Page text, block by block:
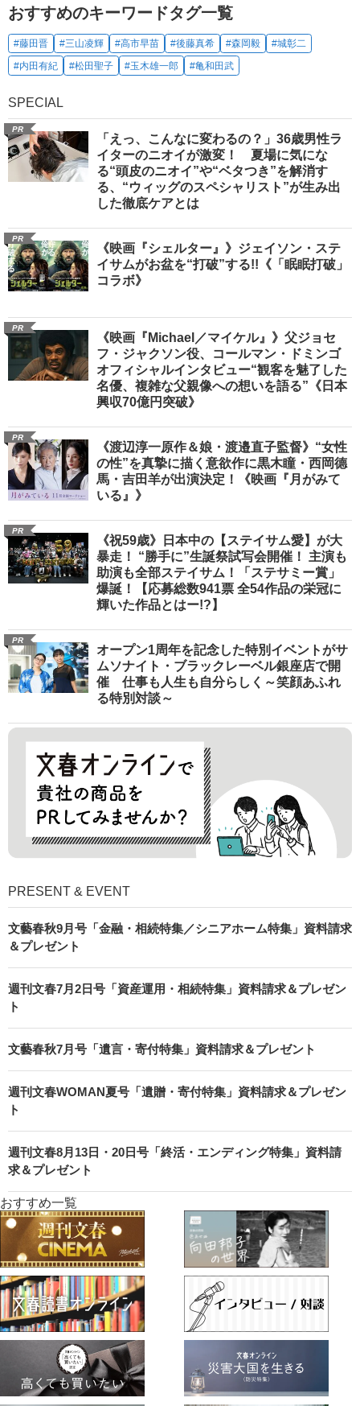
おすすめのキーワードタグ一覧
#藤田晋 #三山凌輝 #高市早苗 #後藤真希 #森岡毅
#城彰二
#内田有紀
#松田聖子 #玉木雄一郎 #亀和田武
SPECIAL
PR
「えっ、こんなに変わるの？」36歳男性ラ
イターのニオイが激変！ 夏場に気にな
る“頭皮のニオイ”や“ベタつき”を解消す
る、“ウィッグのスペシャリスト”が生み出
した徹底ケアとは
PR
《映画『シェルター』》ジェイソン・ステ
イサムがお盆を“打破”する!!《「眠眠打破」
コラボ》
PR
《映画『Michael／マイケル』》父ジョセ
フ・ジャクソン役、コールマン・ドミンゴ
オフィシャルインタビュー“観客を魅了した
名優、複雑な父親像への想いを語る”《日本
興収70億円突破》
PR
《渡辺淳一原作＆娘・渡邉直子監督》“女性
の性”を真摯に描く意欲作に黒木瞳・西岡德
馬・吉田羊が出演決定！《映画『月がみて
いる』》
PR
《祝59歳》日本中の【ステイサム愛】が大
暴走！ “勝手に”生誕祭試写会開催！ 主演も
助演も全部ステイサム！「ステサミー賞」
爆誕！【応募総数941票 全54作品の栄冠に
輝いた作品とはー!?】
PR
オープン1周年を記念した特別イベントがサ
ムソナイト・ブラックレーベル銀座店で開
催 仕事も人生も自分らしく～笑顔あふれ
る特別対談～
PRESENT & EVENT
文藝春秋9月号「金融・相続特集／シニアホーム特集」資料請求
＆プレゼント
週刊文春7月2日号「資産運用・相続特集」資料請求＆プレゼン
ト
文藝春秋7月号「遺言・寄付特集」資料請求＆プレゼント
週刊文春WOMAN夏号「遺贈・寄付特集」資料請求＆プレゼン
ト
週刊文春8月13日・20日号「終活・エンディング特集」資料請
求＆プレゼント
おすすめ一覧